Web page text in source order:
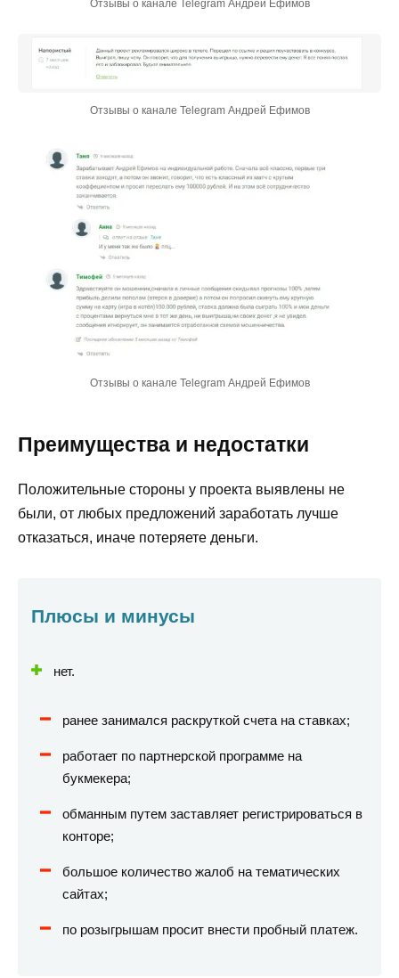
Отзывы о канале Telegram Андрей Ефимов
Отзывы о канале Telegram Андрей Ефимов
Отзывы о канале Telegram Андрей Ефимов
Преимущества и недостатки
Положительные стороны у проекта выявлены не
были, от любых предложений заработать лучше
отказаться, иначе потеряете деньги.
Плюсы и минусы
нет.
ранее занимался раскруткой счета на ставках;
работает по партнерской программе на
букмекера;
обманным путем заставляет регистрироваться в
конторе;
большое количество жалоб на тематических
сайтах;
по розыгрышам просит внести пробный платеж.